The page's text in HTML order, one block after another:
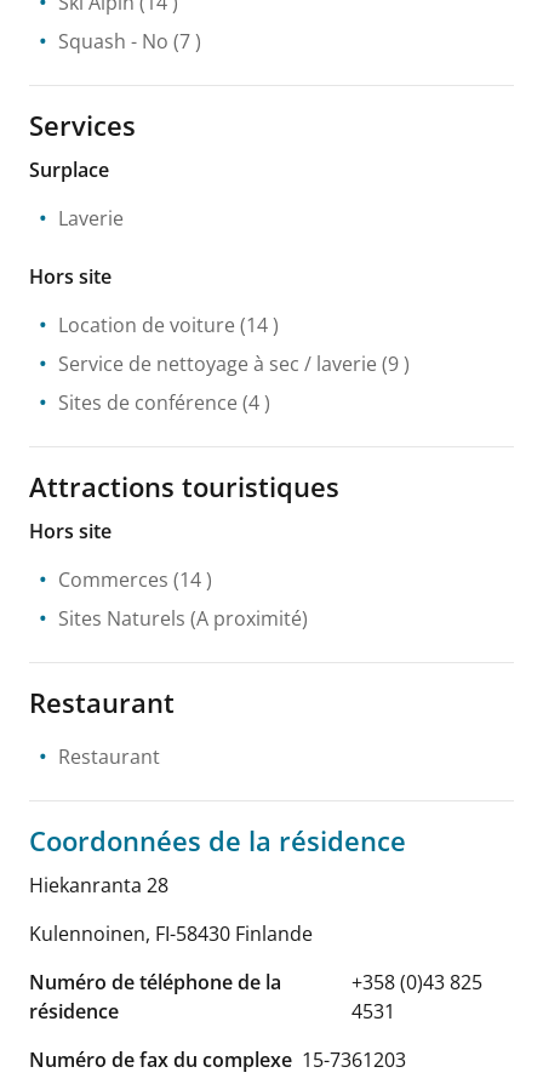
Squash - No (7 )
Services
Surplace
Laverie
Hors site
Location de voiture (14 )
Service de nettoyage à sec / laverie (9 )
Sites de conférence (4 )
Attractions touristiques
Hors site
Commerces (14 )
Sites Naturels (A proximité)
Restaurant
Restaurant
Coordonnées de la résidence
Hiekanranta 28
Kulennoinen, FI-58430 Finlande
Numéro de téléphone de la
résidence
+358 (0)43 825
4531
Numéro de fax du complexe 15-7361203